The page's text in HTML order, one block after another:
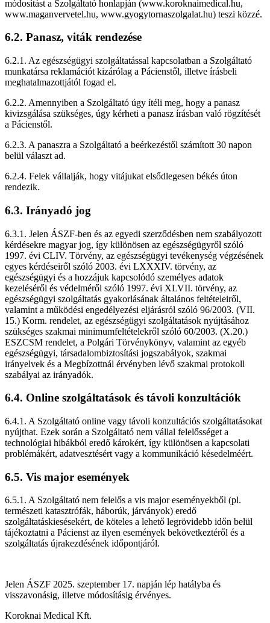
módosítást a Szolgáltató honlapján (www.koroknaimedical.hu,
www.maganvervetel.hu, www.gyogytornaszolgalat.hu) teszi közzé.
6.2. Panasz, viták rendezése
6.2.1. Az egészségügyi szolgáltatással kapcsolatban a Szolgáltató
munkatársa reklamációt kizárólag a Pácienstől, illetve írásbeli
meghatalmazottjától fogad el.
6.2.2. Amennyiben a Szolgáltató úgy ítéli meg, hogy a panasz
kivizsgálása szükséges, úgy kérheti a panasz írásban való rögzítését
a Pácienstől.
6.2.3. A panaszra a Szolgáltató a beérkezéstől számított 30 napon
belül választ ad.
6.2.4. Felek vállalják, hogy vitájukat elsődlegesen békés úton
rendezik.
6.3. Irányadó jog
6.3.1. Jelen ÁSZF-ben és az egyedi szerződésben nem szabályozott
kérdésekre magyar jog, így különösen az egészségügyről szóló
1997. évi CLIV. Törvény, az egészségügyi tevékenység végzésének
egyes kérdéseiről szóló 2003. évi LXXXIV. törvény, az
egészségügyi és a hozzájuk kapcsolódó személyes adatok
kezeléséről és védelméről szóló 1997. évi XLVII. törvény, az
egészségügyi szolgáltatás gyakorlásának általános feltételeiről,
valamint a működési engedélyezési eljárásról szóló 96/2003. (VII.
15.) Korm. rendelet, az egészségügyi szolgáltatások nyújtásához
szükséges szakmai minimumfeltételekről szóló 60/2003. (X.20.)
ESZCSM rendelet, a Polgári Törvénykönyv, valamint az egyéb
egészségügyi, társadalombiztosítási jogszabályok, szakmai
irányelvek és a Megbízottnál érvényben lévő szakmai protokoll
szabályai az irányadók.
6.4. Online szolgáltatások és távoli konzultációk
6.4.1. A Szolgáltató online vagy távoli konzultációs szolgáltatásokat
nyújthat. Ezek során a Szolgáltató nem vállal felelősséget a
technológiai hibákból eredő károkért, így különösen a kapcsolati
problémákért, adatvesztésért vagy a kommunikáció késedelméért.
6.5. Vis major események
6.5.1. A Szolgáltató nem felelős a vis major eseményekből (pl.
természeti katasztrófák, háborúk, járványok) eredő
szolgáltatáskiesésekért, de köteles a lehető legrövidebb időn belül
tájékoztatni a Pácienst az ilyen események bekövetkeztéről és a
szolgáltatás újrakezdésének időpontjáról.
Jelen ÁSZF 2025. szeptember 17. napján lép hatályba és
visszavonásig, illetve módosításig érvényes.
Koroknai Medical Kft.